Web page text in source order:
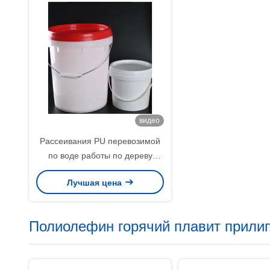
видео
Рассеивания PU перевозимой
по воде работы по дереву
слипчивые для прессы
мембраны вакуума
Лучшая цена
Полиолефин горячий плавит